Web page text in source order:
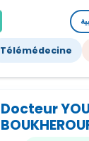
Télémédecine
Docteur